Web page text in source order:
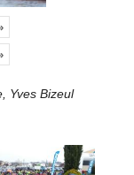
Yves Bizeul